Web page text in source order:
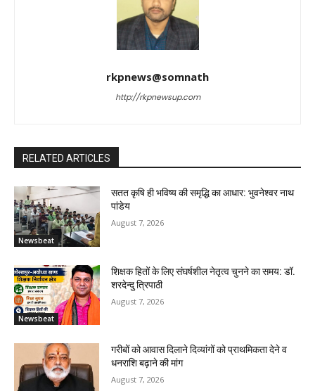
rkpnews@somnath
http://rkpnewsup.com
RELATED ARTICLES
Newsbeat
सतत कृषि ही भविष्य की समृद्धि का आधार: भुवनेश्वर नाथ
पांडेय
August 7, 2026
Newsbeat
शिक्षक हितों के लिए संघर्षशील नेतृत्व चुनने का समय: डॉ.
शरदेन्दु त्रिपाठी
August 7, 2026
गरीबों को आवास दिलाने दिव्यांगों को प्राथमिकता देने व
धनराशि बढ़ाने की मांग
August 7, 2026